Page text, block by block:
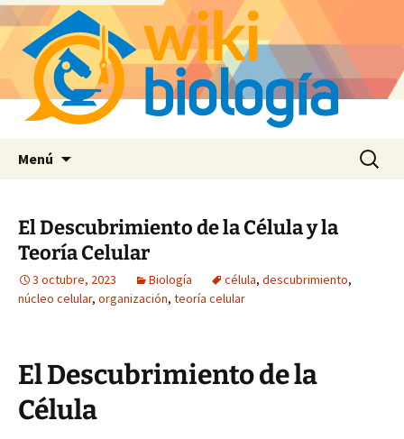
Menú Buscar:
El Descubrimiento de la Célula y la
Teoría Celular
3 octubre, 2023 Biología célula, descubrimiento,
núcleo celular, organización, teoría celular
El Descubrimiento de la
Célula